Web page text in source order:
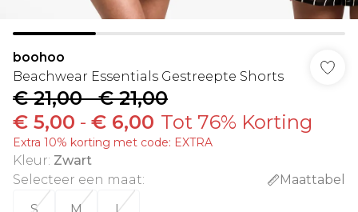
boohoo
Beachwear Essentials Gestreepte Shorts
€ 21,00-€ 21,00
€ 5,00 - € 6,00 Tot 76% Korting
Extra 10% korting met code: EXTRA
Kleur: Zwart
Selecteer een maat:
Maattabel